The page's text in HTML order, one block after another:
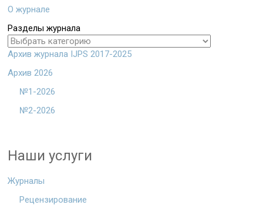
О журнале
Разделы журнала
Архив журнала IJPS 2017-2025
Архив 2026
№1-2026
№2-2026
Наши услуги
Журналы
Рецензирование